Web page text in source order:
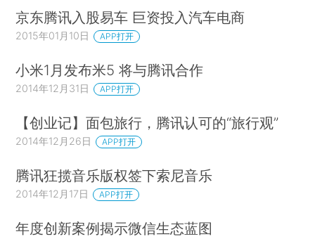
京东腾讯入股易车 巨资投入汽车电商
2015年01月10日 APP打开
小米1月发布米5 将与腾讯合作
2014年12月31日 APP打开
【创业记】面包旅行，腾讯认可的“旅行观”
2014年12月26日 APP打开
腾讯狂揽音乐版权签下索尼音乐
2014年12月17日 APP打开
年度创新案例揭示微信生态蓝图